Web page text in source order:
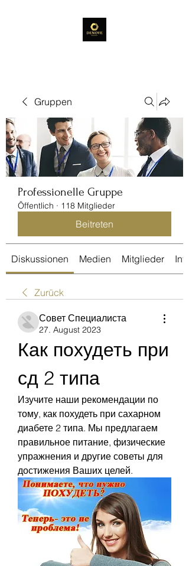
Gruppen
Professionelle Gruppe
Öffentlich · 118 Mitglieder
Beitreten
Diskussionen Medien Mitglieder Info
Zurück
Совет Специалиста
27. August 2023
Как похудеть при
сд 2 типа
Изучите наши рекомендации по
тому, как похудеть при сахарном
диабете 2 типа. Мы предлагаем
правильное питание, физические
упражнения и другие советы для
достижения Ваших целей.